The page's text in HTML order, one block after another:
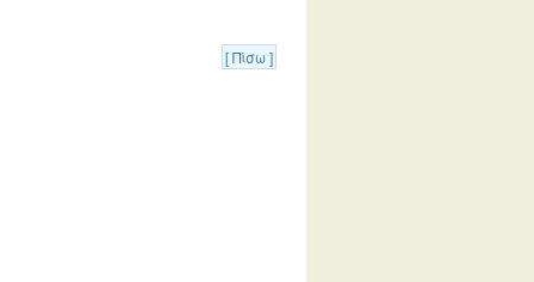
[ Πίσω ]